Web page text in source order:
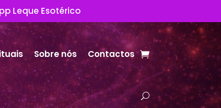
Leque Esotérico
Sobre nós Contactos